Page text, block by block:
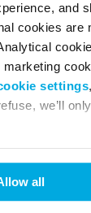
and
cookies are
settings
we’ll
all
quite simple:
or e-
needed, a
to repair or
additional cost.